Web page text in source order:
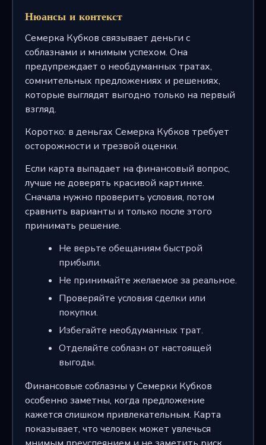
Нюансы и контекст
Семерка Кубков связывает деньги с
соблазнами и мнимым успехом. Она
предупреждает о необдуманных тратах,
сомнительных предложениях и решениях,
которые выглядят выгодно только на первый
взгляд.
Коротко: в деньгах Семерка Кубков требует
осторожности и трезвой оценки.
Если карта выпадает на финансовый вопрос,
лучше не доверять красивой картинке.
Сначала нужно проверить условия, потом
сравнить варианты и только после этого
принимать решение.
Не верьте обещаниям быстрой
прибыли.
Не принимайте желаемое за реальное.
Проверяйте условия сделки или
покупки.
Избегайте необдуманных трат.
Отделяйте соблазн от настоящей
выгоды.
Финансовые соблазны у Семерки Кубков
особенно заметны, когда предложение
кажется слишком привлекательным. Карта
показывает, что человек может увлечься